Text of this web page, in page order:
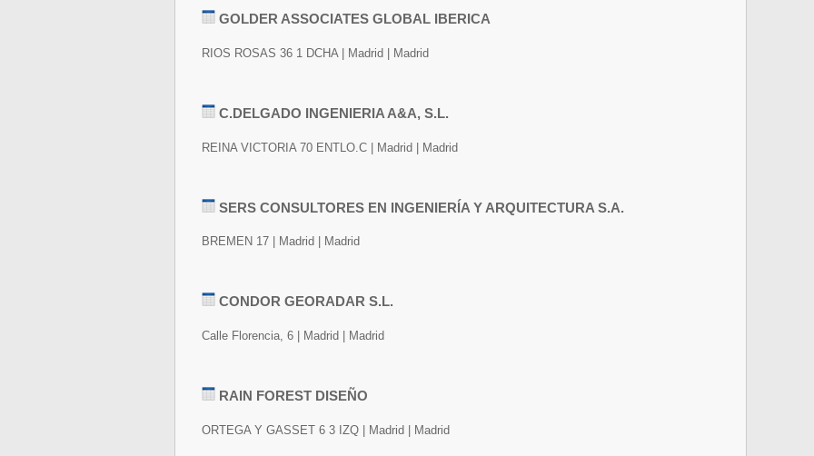
GOLDER ASSOCIATES GLOBAL IBERICA
RIOS ROSAS 36 1 DCHA | Madrid | Madrid
C.DELGADO INGENIERIA A&A, S.L.
REINA VICTORIA 70 ENTLO.C | Madrid | Madrid
SERS CONSULTORES EN INGENIERÍA Y ARQUITECTURA S.A.
BREMEN 17 | Madrid | Madrid
CONDOR GEORADAR S.L.
Calle Florencia, 6 | Madrid | Madrid
RAIN FOREST DISEÑO
ORTEGA Y GASSET 6 3 IZQ | Madrid | Madrid